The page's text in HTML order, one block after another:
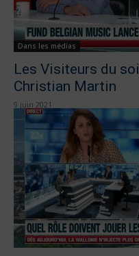
Dans les médias
Les Visiteurs du
Christian Martin
9 juin 2021